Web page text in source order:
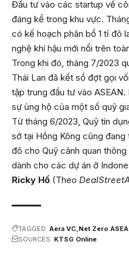
Đầu tư vào các startup về
đáng kể trong khu vực.
có kế hoạch phân bổ 1 tỉ đô
nghệ khí hậu mới nổi trên
Trong khi đó, tháng 7/2023
Thái Lan đã kết sổ đợt gọi
tập trung đầu tư vào
sự ủng hộ của một số quỹ
Từ tháng 6/2023, Quỹ tín
sở tại Hồng Kông cũng
đô cho Quỹ cảnh quan
dành cho các dự án ở
Ricky Hồ (Theo
TAGGED: Aera VC Net Zero
SOURCES: KTSG Online